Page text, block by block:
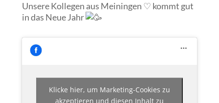
Unsere Kollegen aus Meiningen ♡ kommt gut
in das Neue Jahr
Klicke hier, um Marketing-Cookies zu
akzeptieren und diesen Inhalt zu